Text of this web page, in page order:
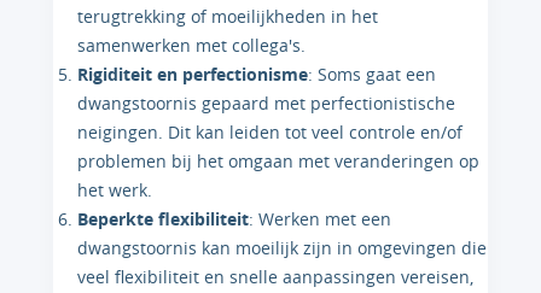
terugtrekking of moeilijkheden in het
samenwerken met collega's.
Rigiditeit en perfectionisme: Soms gaat een
dwangstoornis gepaard met perfectionistische
neigingen. Dit kan leiden tot veel controle en/of
problemen bij het omgaan met veranderingen op
het werk.
Beperkte flexibiliteit: Werken met een
dwangstoornis kan moeilijk zijn in omgevingen die
veel flexibiliteit en snelle aanpassingen vereisen,